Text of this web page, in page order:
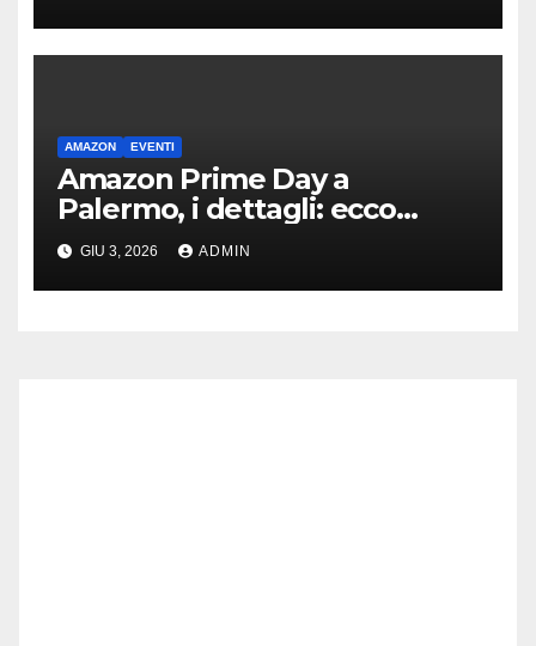
AMAZON EVENTI
Amazon Prime Day a
Palermo, i dettagli: ecco
programma e iniziative in riva
al mare
GIU 3, 2026 ADMIN